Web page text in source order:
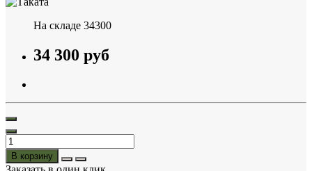
На складе 34300
34 300 руб
В корзину